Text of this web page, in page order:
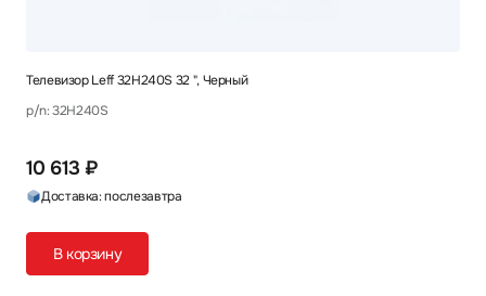
Телевизор Leff 32H240S 32 ", Черный
p/n: 32H240S
10 613 ₽
Доставка: послезавтра
В корзину